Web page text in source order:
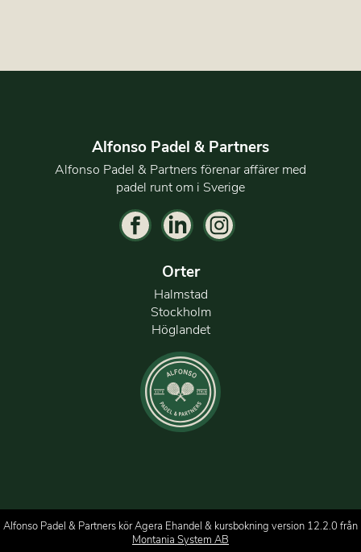
Alfonso Padel & Partners
Alfonso Padel & Partners förenar affärer med
padel runt om i Sverige
Orter
Halmstad
Stockholm
Höglandet
Alfonso Padel & Partners kör Agera Ehandel & kursbokning version 12.2.0 från
Montania System AB